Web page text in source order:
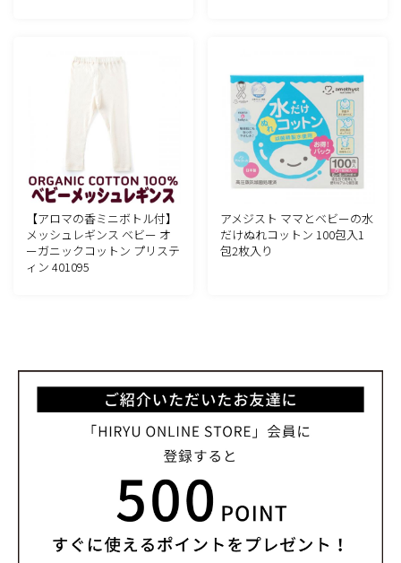
【アロマの香ミニボトル付】
メッシュレギンス ベビー オ
ーガニックコットン プリステ
ィン 401095
アメジスト ママとベビーの水
だけぬれコットン 100包入1
包2枚入り